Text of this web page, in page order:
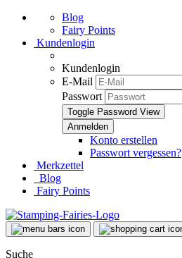
Blog
Fairy Points
Kundenlogin
Kundenlogin
E-Mail
Passwort
Toggle Password View
Konto erstellen
Passwort vergessen?
Merkzettel
Blog
Fairy Points
Suche